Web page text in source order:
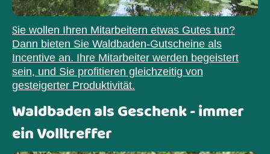
Sie wollen Ihren Mitarbeitern etwas Gutes tun?
Dann bieten Sie Waldbaden-Gutscheine als
Incentive an. Ihre Mitarbeiter werden begeistert
sein, und Sie profitieren gleichzeitig von
gesteigerter Produktivität.
Waldbaden als Geschenk - immer
ein Volltreffer